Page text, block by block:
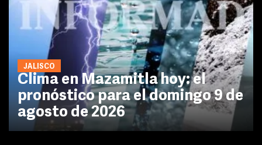
JALISCO
Clima en Mazamitla hoy: el
pronóstico para el domingo 9 de
agosto de 2026